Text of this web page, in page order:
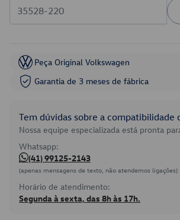
Peça Original Volkswagen
Garantia de 3 meses de fábrica
Tem dúvidas sobre a compatibilidade
Nossa equipe especializada está pronta
Whatsapp:
(41) 99125-2143
(apenas mensagens de texto, não atendemos ligações)
Horário de atendimento:
Segunda à sexta, das 8h às 17h.